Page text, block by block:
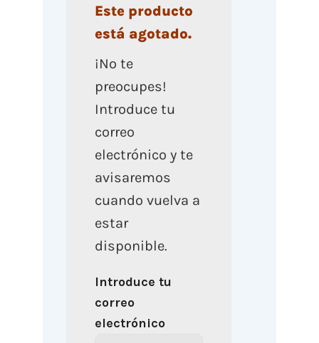
Este producto
está agotado.
¡No te
preocupes!
Introduce tu
correo
electrónico y te
avisaremos
cuando vuelva a
estar
disponible.
Introduce tu
correo
electrónico